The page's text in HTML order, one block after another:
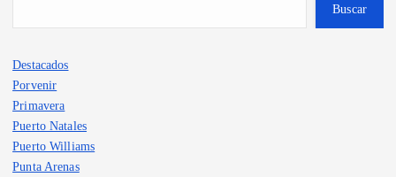
Buscar
Destacados
Porvenir
Primavera
Puerto Natales
Puerto Williams
Punta Arenas